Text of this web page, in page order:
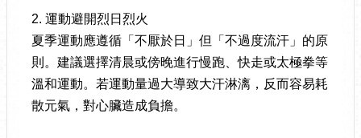
2. 運動避開烈日烈火
夏季運動應遵循「不厭於日」但「不過度流汗」的原
則。建議選擇清晨或傍晚進行慢跑、快走或太極拳等
溫和運動。若運動量過大導致大汗淋漓，反而容易耗
散元氣，對心臟造成負擔。